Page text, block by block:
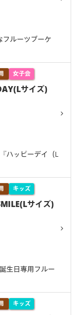
フルーツブーケ
女子会
サイズ)
ハッピーデイ（L
キッズ
サイズ)
生日専用フルー
キッズ